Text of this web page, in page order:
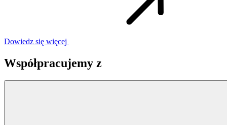
Dowiedz się więcej
Współpracujemy z